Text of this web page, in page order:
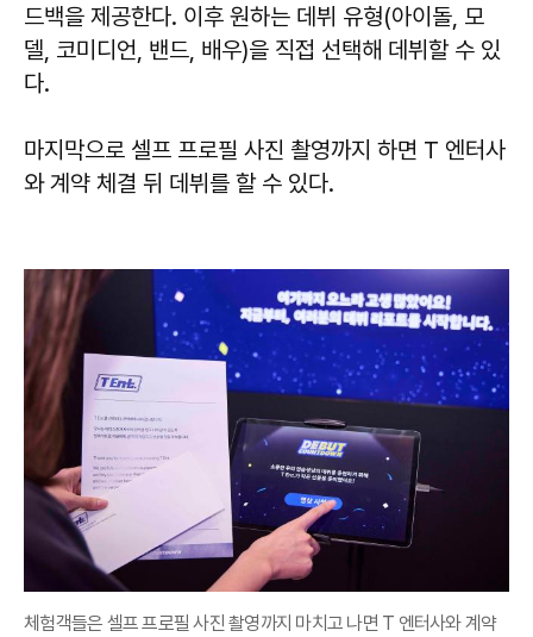
드백을 제공한다. 이후 원하는 데뷔 유형(아이돌, 모
델, 코미디언, 밴드, 배우)을 직접 선택해 데뷔할 수 있
다.
마지막으로 셀프 프로필 사진 촬영까지 하면 T 엔터사
와 계약 체결 뒤 데뷔를 할 수 있다.
체험객들은 셀프 프로필 사진 촬영까지 마치고 나면 T 엔터사와 계약